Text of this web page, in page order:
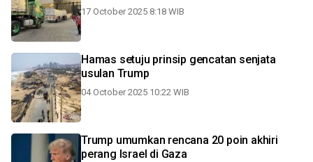
17 October 2025 8:18 WIB
Hamas setuju prinsip gencatan senjata
usulan Trump
04 October 2025 10:22 WIB
Trump umumkan rencana 20 poin akhiri
perang Israel di Gaza